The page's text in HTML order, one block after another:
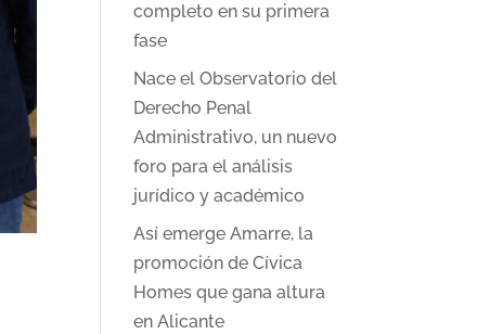
completo en su primera
fase
Nace el Observatorio del
Derecho Penal
Administrativo, un nuevo
foro para el análisis
jurídico y académico
Así emerge Amarre, la
promoción de Cívica
Homes que gana altura
en Alicante